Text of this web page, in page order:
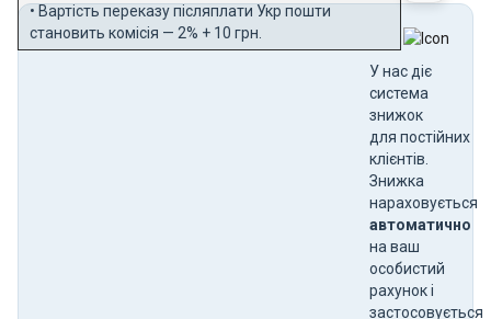
• Вартість переказу післяплати Укр пошти
становить комісія — 2% + 10 грн.
У нас діє
система
знижок
для постійних
клієнтів.
Знижка
нараховується
автоматично
на ваш
особистий
рахунок і
застосовується